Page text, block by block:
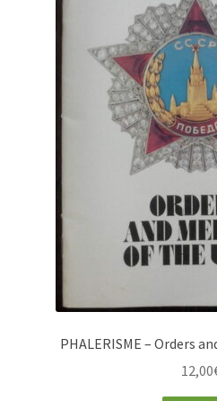
PHALERISME – Orders
12,00